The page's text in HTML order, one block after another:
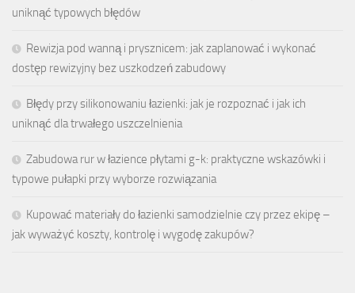
uniknąć typowych błędów
Rewizja pod wanną i prysznicem: jak zaplanować i wykonać
dostęp rewizyjny bez uszkodzeń zabudowy
Błędy przy silikonowaniu łazienki: jak je rozpoznać i jak ich
uniknąć dla trwałego uszczelnienia
Zabudowa rur w łazience płytami g-k: praktyczne wskazówki i
typowe pułapki przy wyborze rozwiązania
Kupować materiały do łazienki samodzielnie czy przez ekipę –
jak wyważyć koszty, kontrolę i wygodę zakupów?